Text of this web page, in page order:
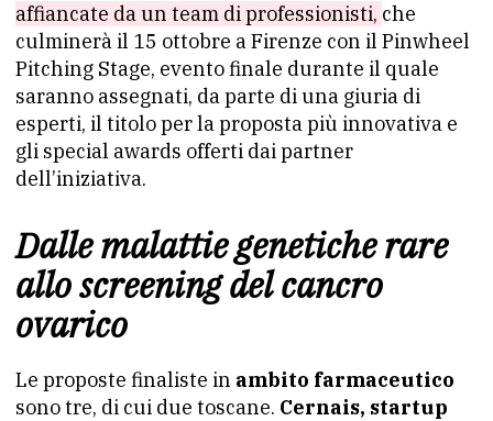
affiancate da un team di professionisti, che
culminerà il 15 ottobre a Firenze con il Pinwheel
Pitching Stage, evento finale durante il quale
saranno assegnati, da parte di una giuria di
esperti, il titolo per la proposta più innovativa e
gli special awards offerti dai partner
dell’iniziativa.
Dalle malattie genetiche rare
allo screening del cancro
ovarico
Le proposte finaliste in ambito farmaceutico
sono tre, di cui due toscane. Cernais, startup